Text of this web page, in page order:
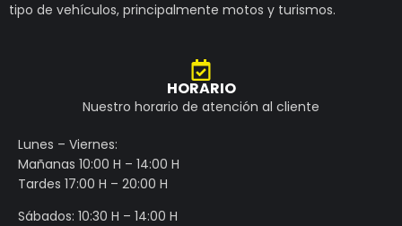
tipo de vehículos, principalmente motos y turismos.
HORARIO
Nuestro horario de atención al cliente
Lunes – Viernes:
Mañanas 10:00 H – 14:00 H
Tardes 17:00 H – 20:00 H
Sábados: 10:30 H – 14:00 H